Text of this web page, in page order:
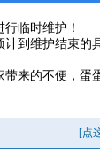
行临时维护！
计到维护结束的
带来的不便，蛋
[点